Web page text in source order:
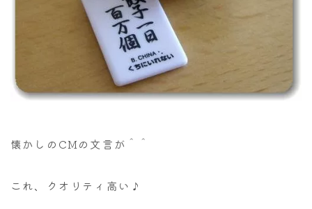
懐かしのCMの文言が＾＾
これ、クオリティ高い♪